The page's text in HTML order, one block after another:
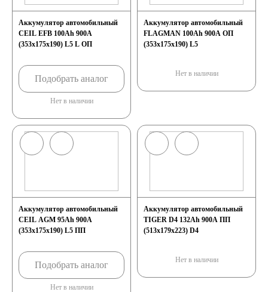
Аккумулятор автомобильный
CEIL EFB 100Ah 900A
(353х175х190) L5 L ОП
Подобрать аналог
Нет в наличии
Аккумулятор автомобильный
FLAGMAN 100Ah 900A ОП
(353x175x190) L5
Нет в наличии
Аккумулятор автомобильный
CEIL AGM 95Ah 900A
(353x175x190) L5 ПП
Подобрать аналог
Нет в наличии
Аккумулятор автомобильный
TIGER D4 132Ah 900A ПП
(513x179x223) D4
Нет в наличии